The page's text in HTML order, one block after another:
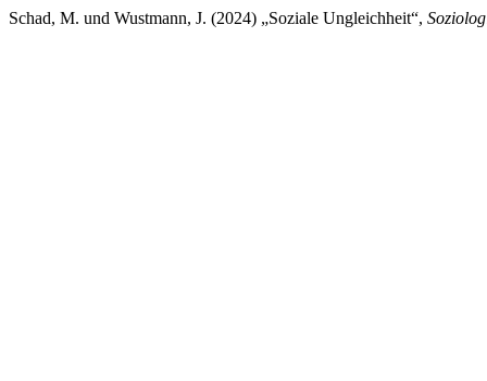
Schad, M. und Wustmann, J. (2024) „Soziale Ungleichheit“,